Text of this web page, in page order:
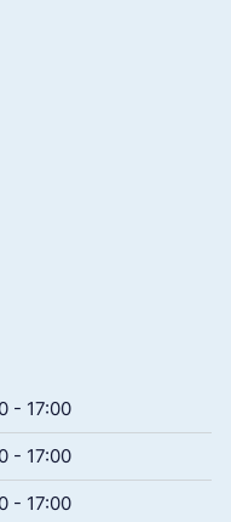
- 17:00
- 17:00
- 17:00